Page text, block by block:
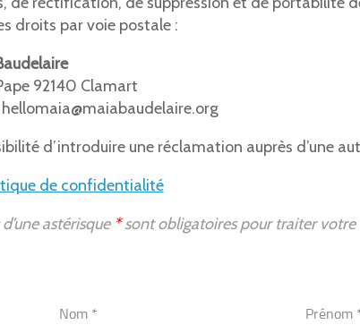
droits par voie postale :
92140 Clamart
d’introduire une réclamation auprès d’une
de confidentialité
astérisque *sont obligatoires pour traiter votre
Nom * Prénom